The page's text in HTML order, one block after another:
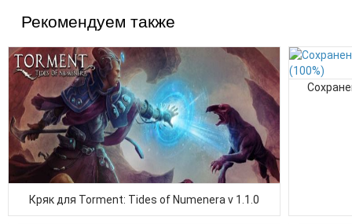
Рекомендуем также
Кряк для Torment: Tides of Numenera v 1.1.0